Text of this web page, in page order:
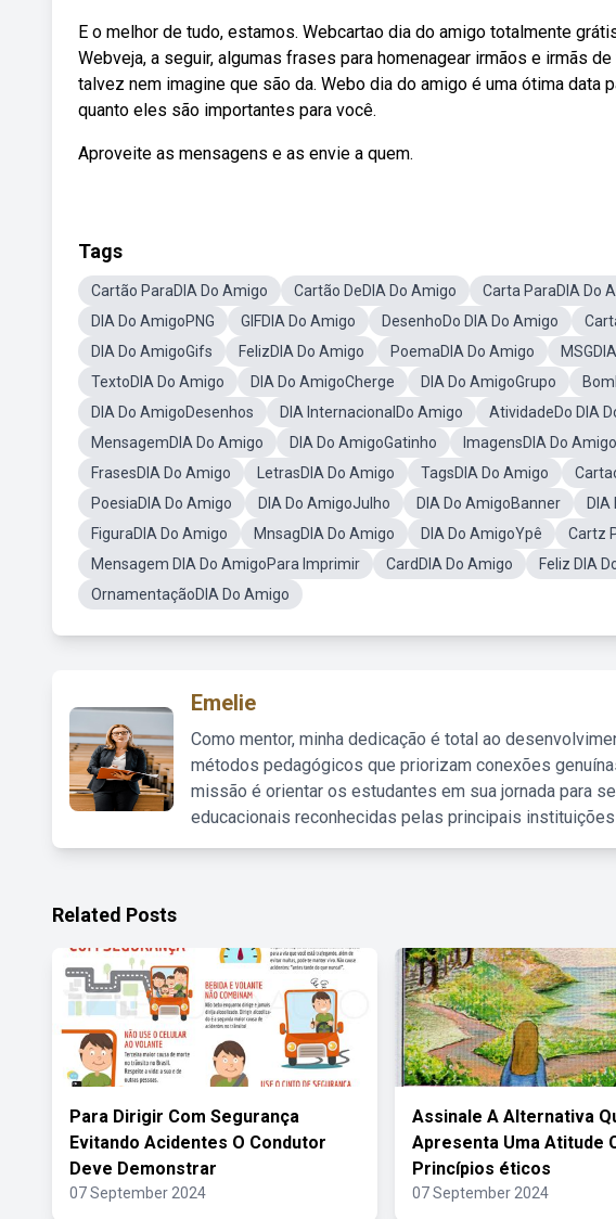
E o melhor de tudo, estamos. Webcartao dia do amigo totalmente
Webveja, a seguir, algumas frases para homenagear irmãos e irmãs
talvez nem imagine que são da. Webo dia do amigo é uma ótima
quanto eles são importantes para você.
Aproveite as mensagens e as envie a quem.
Tags
Cartão ParaDIA Do Amigo Cartão DeDIA Do Amigo Carta ParaDIA Do
DIA Do AmigoPNG
GIFDIA Do Amigo DesenhoDo DIA Do Amigo
DIA Do AmigoGifs
FelizDIA Do Amigo PoemaDIA Do Amigo
TextoDIA Do Amigo
DIA Do AmigoCherge DIA Do AmigoGrupo
DIA Do AmigoDesenhos
DIA InternacionalDo Amigo AtividadeDo DIA
MensagemDIA Do Amigo
DIA Do AmigoGatinho ImagensDIA Do Amigo
FrasesDIA Do Amigo
LetrasDIA Do Amigo TagsDIA Do Amigo
PoesiaDIA Do Amigo
DIA Do AmigoJulho DIA Do AmigoBanner
FiguraDIA Do Amigo
MnsagDIA Do Amigo DIA Do AmigoYpê Cartz
Mensagem DIA Do AmigoPara Imprimir
CardDIA Do Amigo Feliz DIA
OrnamentaçãoDIA Do Amigo
Emelie
Como mentor, minha dedicação é total ao
métodos pedagógicos que priorizam conexões
missão é orientar os estudantes em sua jornada para
educacionais reconhecidas pelas principais
Related Posts
Para Dirigir Com Segurança
Evitando Acidentes O Condutor
Deve Demonstrar
07 September 2024
Assinale A Alternativa
Apresenta Uma Atitude
Princípios éticos
07 September 2024